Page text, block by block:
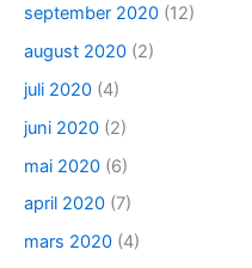
september 2020 (12)
august 2020 (2)
juli 2020 (4)
juni 2020 (2)
mai 2020 (6)
april 2020 (7)
mars 2020 (4)